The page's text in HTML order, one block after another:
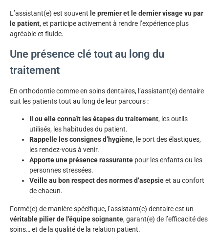
L’assistant(e) est souvent le premier et le dernier visage vu par
le patient, et participe activement à rendre l’expérience plus
agréable et fluide.
Une présence clé tout au long du
traitement
En orthodontie comme en soins dentaires, l’assistant(e) dentaire
suit les patients tout au long de leur parcours :
Il ou elle connaît les étapes du traitement, les outils
utilisés, les habitudes du patient.
Rappelle les consignes d’hygiène, le port des élastiques,
les rendez-vous à venir.
Apporte une présence rassurante pour les enfants ou les
personnes stressées.
Veille au bon respect des normes d’asepsieet au confort
de chacun.
Formé(e) de manière spécifique, l’assistant(e) dentaire est un
véritable pilier de l’équipe soignante, garant(e) de l’efficacité des
soins… et de la qualité de la relation patient.